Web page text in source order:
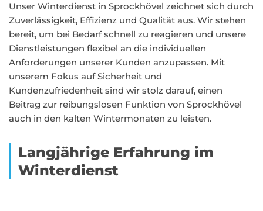
Unser Winterdienst in Sprockhövel zeichnet sich durch
Zuverlässigkeit, Effizienz und Qualität aus. Wir stehen
bereit, um bei Bedarf schnell zu reagieren und unsere
Dienstleistungen flexibel an die individuellen
Anforderungen unserer Kunden anzupassen. Mit
unserem Fokus auf Sicherheit und
Kundenzufriedenheit sind wir stolz darauf, einen
Beitrag zur reibungslosen Funktion von Sprockhövel
auch in den kalten Wintermonaten zu leisten.
Langjährige Erfahrung im
Winterdienst